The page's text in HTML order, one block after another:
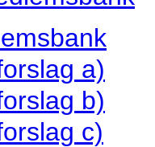
a)
b)
c)